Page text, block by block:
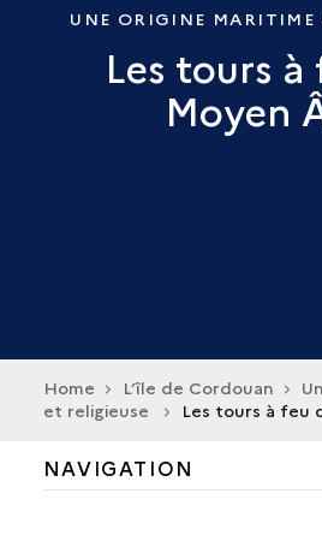
UNE ORIGINE MARITIME
Les tours à
Moyen
Home L’île de Cordouan
et religieuse
Les tours à feu
NAVIGATION